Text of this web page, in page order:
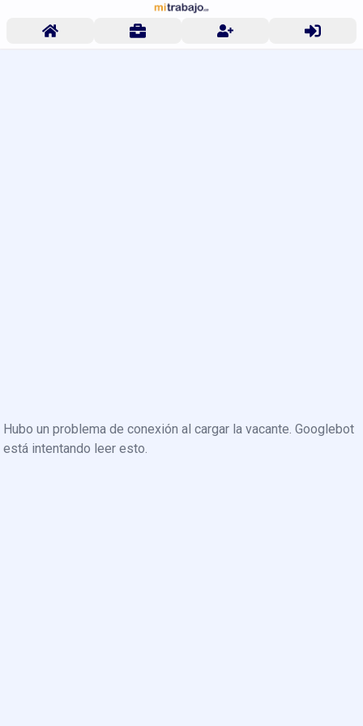
Hubo un problema de conexión al cargar la vacante. Googlebot
está intentando leer esto.